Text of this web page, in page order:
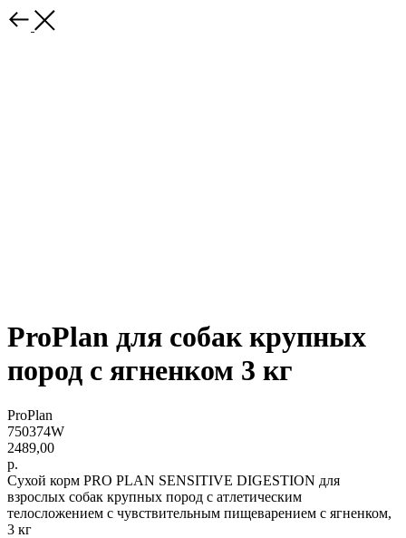
ProPlan для собак крупных
пород с ягненком 3 кг
ProPlan
750374W
2489,00
р.
Сухой корм PRO PLAN SENSITIVE DIGESTION для
взрослых собак крупных пород с атлетическим
телосложением с чувствительным пищеварением с ягненком,
3 кг